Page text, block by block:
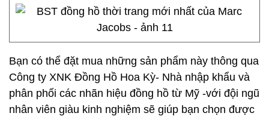
Bạn có thể đặt mua những sản phẩm này thông qua
Công ty XNK Đồng Hồ Hoa Kỳ- Nhà nhập khẩu và
phân phối các nhãn hiệu đồng hồ từ Mỹ -với đội ngũ
nhân viên giàu kinh nghiệm sẽ giúp bạn chọn được